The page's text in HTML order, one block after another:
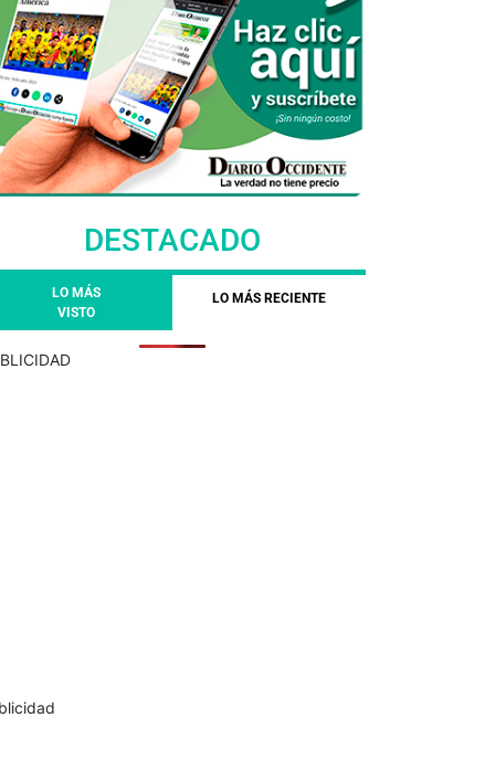
DESTACADO
LO MÁS
VISTO
LO MÁS RECIENTE